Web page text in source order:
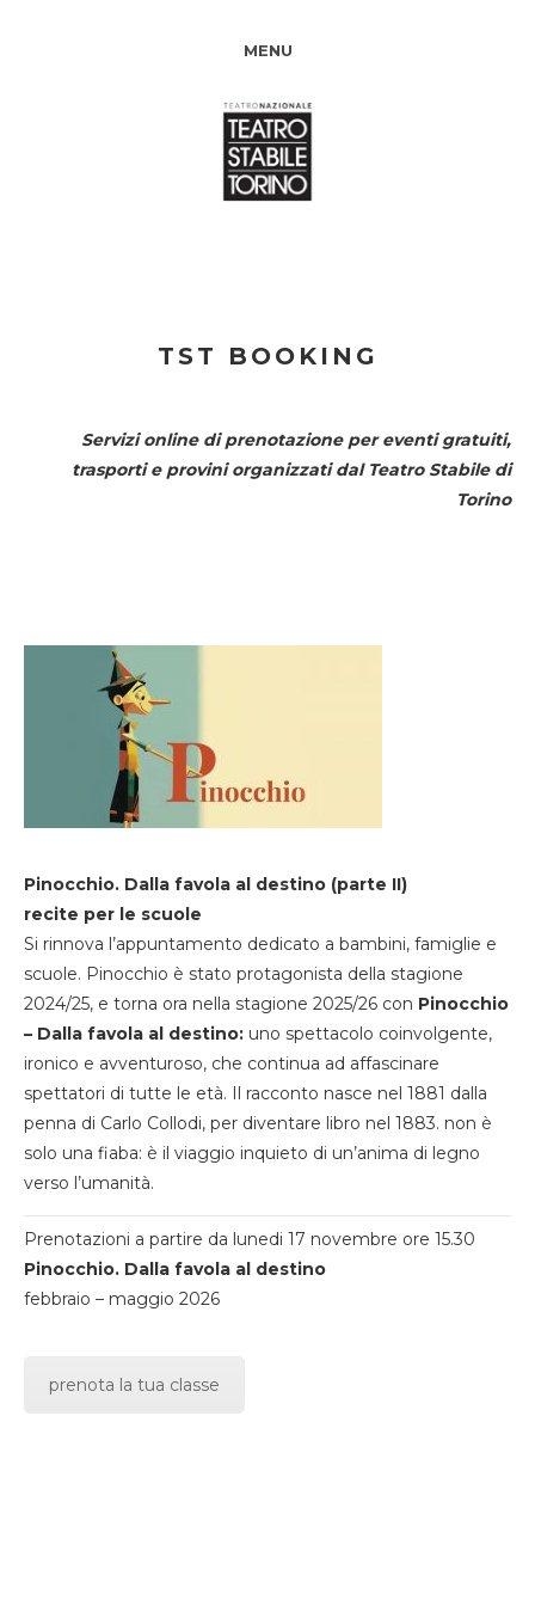
MENU
TST BOOKING
Servizi online di prenotazione per eventi gratuiti,
trasporti e provini organizzati dal Teatro Stabile di
Torino
Pinocchio. Dalla favola al destino (parte II)
recite per le scuole
Si rinnova l’appuntamento dedicato a bambini, famiglie e
scuole. Pinocchio è stato protagonista della stagione
2024/25, e torna ora nella stagione 2025/26 con Pinocchio
– Dalla favola al destino: uno spettacolo coinvolgente,
ironico e avventuroso, che continua ad affascinare
spettatori di tutte le età. Il racconto nasce nel 1881 dalla
penna di Carlo Collodi, per diventare libro nel 1883. non è
solo una fiaba: è il viaggio inquieto di un’anima di legno
verso l’umanità.
Prenotazioni a partire da lunedi 17 novembre ore 15.30
Pinocchio. Dalla favola al destino
febbraio – maggio 2026
prenota la tua classe